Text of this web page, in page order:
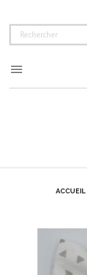

ACCUEIL